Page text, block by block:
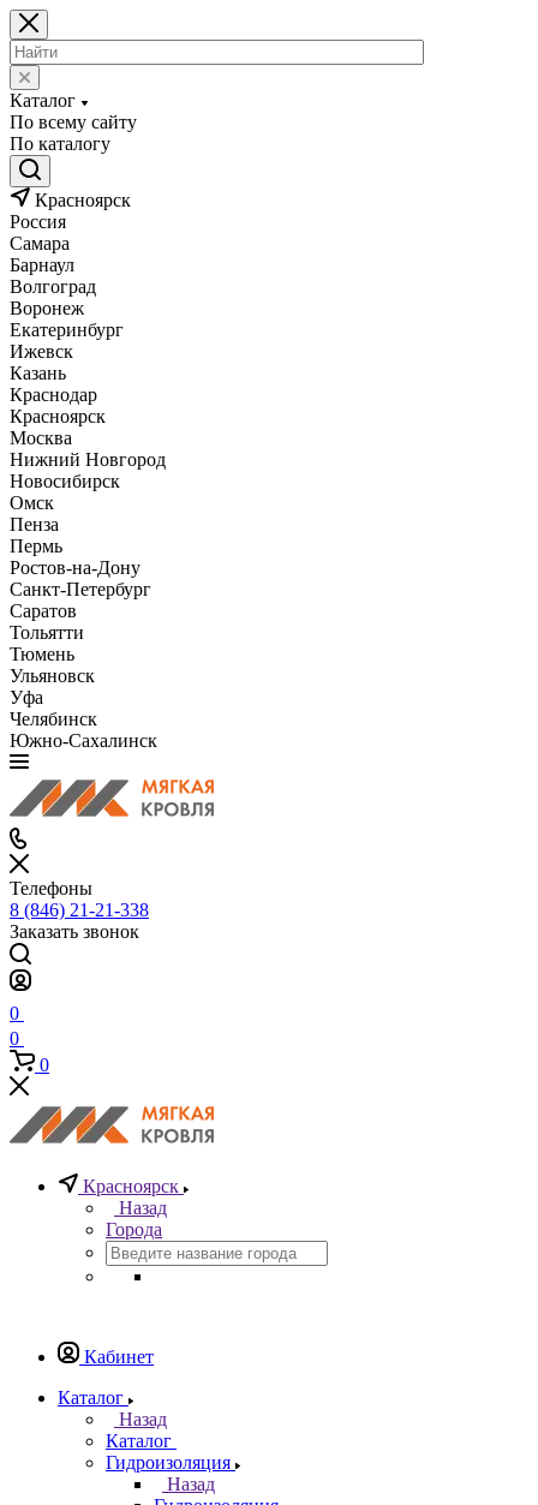
Каталог
По всему сайту
По каталогу
Красноярск
Россия
Самара
Барнаул
Волгоград
Воронеж
Екатеринбург
Ижевск
Казань
Краснодар
Красноярск
Москва
Нижний Новгород
Новосибирск
Омск
Пенза
Пермь
Ростов-на-Дону
Санкт-Петербург
Саратов
Тольятти
Тюмень
Ульяновск
Уфа
Челябинск
Южно-Сахалинск
Телефоны
8 (846) 21-21-338
Заказать звонок
0
0
0
Красноярск
Назад
Города
Кабинет
Каталог
Назад
Каталог
Гидроизоляция
Назад